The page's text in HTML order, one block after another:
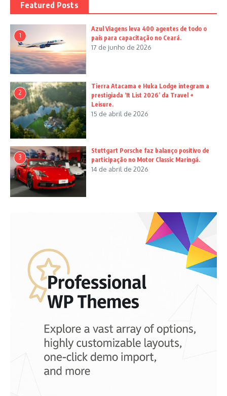
Featured Posts
1
Azul Viagens leva 400 agentes de todo o
país para capacitação no Ceará.
17 de junho de 2026
2
Tierra Atacama e Huka Lodge integram a
prestigiada ‘It List 2026’ da Travel +
Leisure.
15 de abril de 2026
3
Stuttgart Porsche faz balanço positivo de
participação no Motor Classic Maringá.
14 de abril de 2026